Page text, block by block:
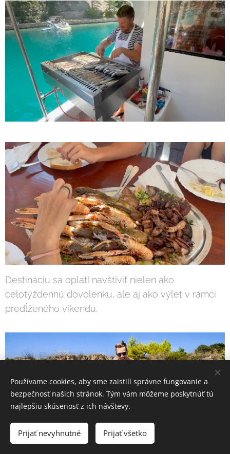
Destináciu sa oplatí navštíviť nielen ako
celotýždennú dovolenku, ale aj ako výlet v rámci
predĺženého víkendu.
Používame cookies, aby sme zaistili správne fungovanie a
bezpečnosť našich stránok. Tým vám môžeme poskytnúť tú
najlepšiu skúsenosť z ich návštevy.
Prijať nevyhnutné Prijať všetko